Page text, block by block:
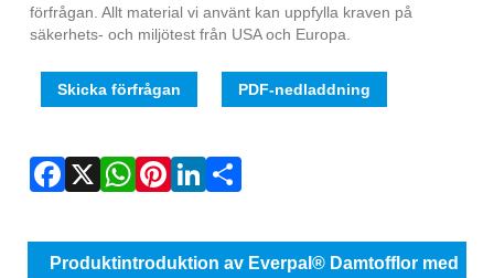
förfrågan. Allt material vi använt kan uppfylla kraven på
säkerhets- och miljötest från USA och Europa.
Skicka förfrågan PDF-nedladdning
Produktintroduktion av Everpal® Damtofflor med